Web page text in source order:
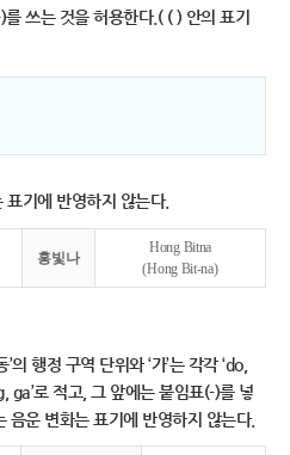
쓰는 것을 허용한다.( ( ) 안의 표기
기에 반영하지 않는다.
홍빛나
Hong Bitna
(Hong Bit-na)
의 행정 구역 단위와 ‘가’는 각각 ‘do,
로 적고, 그 앞에는 붙임표(-)를 넣
운 변화는 표기에 반영하지 않는다.